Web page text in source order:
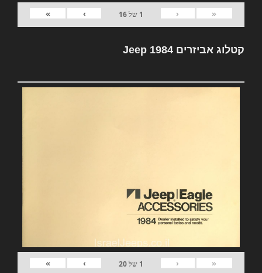
«
‹
1 של16
›
»
קטלוג אביזרים Jeep 1984
«
‹
1 של20
›
»